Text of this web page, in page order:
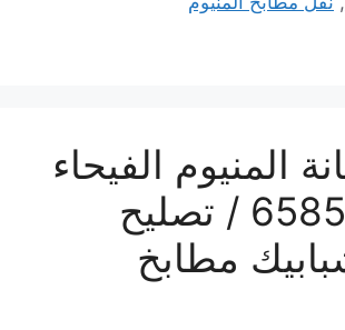
المنيوم الفيحاء
/ 65857744 / تصليح
مطابخ